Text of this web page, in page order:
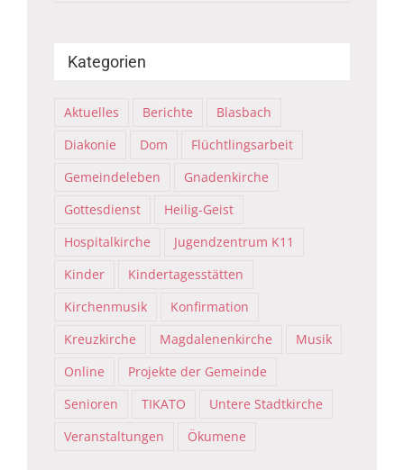
Kategorien
Aktuelles Berichte
Blasbach
Diakonie
Dom
Flüchtlingsarbeit
Gemeindeleben
Gnadenkirche
Gottesdienst
Heilig-Geist
Hospitalkirche
Jugendzentrum K11
Kinder
Kindertagesstätten
Kirchenmusik
Konfirmation
Kreuzkirche
Magdalenenkirche
Musik
Online
Projekte der Gemeinde
Senioren
TIKATO
Untere Stadtkirche
Veranstaltungen
Ökumene